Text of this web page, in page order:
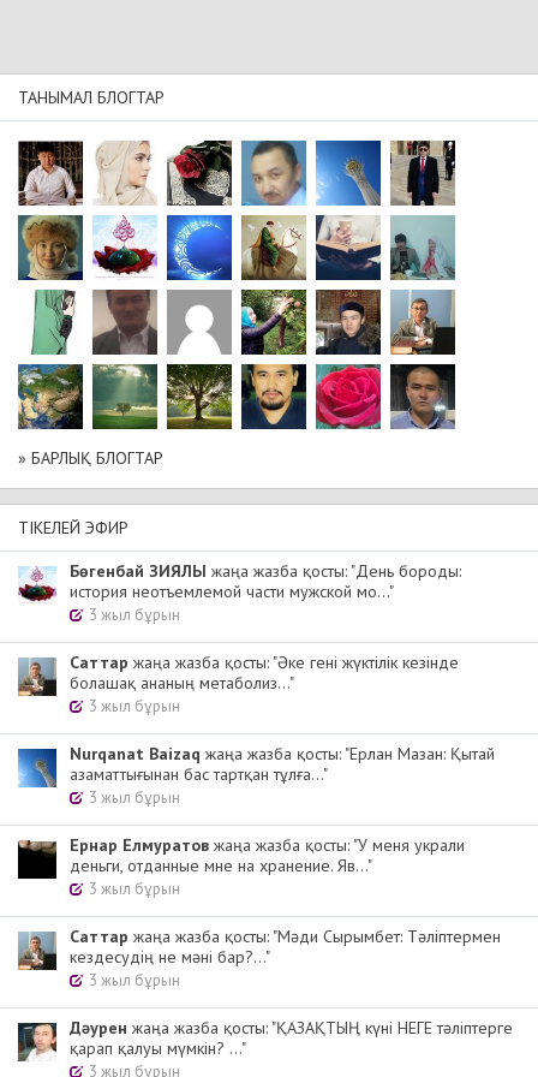
ТАНЫМАЛ БЛОГТАР
» БАРЛЫҚ БЛОГТАР
ТІКЕЛЕЙ ЭФИР
Бөгенбай ЗИЯЛЫ жаңа жазба қосты: "День бороды:
история неотъемлемой части мужской мо..."
3 жыл бұрын
Cаттар жаңа жазба қосты: "Әке гені жүктілік кезінде
болашақ ананың метаболиз..."
3 жыл бұрын
Nurqanat Baizaq жаңа жазба қосты: "Ерлан Мазан: Қытай
азаматтығынан бас тартқан тұлға..."
3 жыл бұрын
Ернар Елмуратов жаңа жазба қосты: "У меня украли
деньги, отданные мне на хранение. Яв..."
3 жыл бұрын
Cаттар жаңа жазба қосты: "Мәди Сырымбет: Тәліптермен
кездесудің не мәні бар?..."
3 жыл бұрын
Дәурен жаңа жазба қосты: "ҚАЗАҚТЫҢ күні НЕГЕ тәліптерге
қарап қалуы мүмкін? ..."
3 жыл бұрын